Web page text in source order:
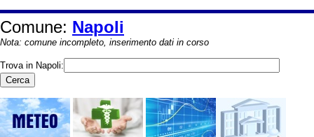
Comune: Napoli
Nota: comune incompleto, inserimento dati in corso
Trova in Napoli: